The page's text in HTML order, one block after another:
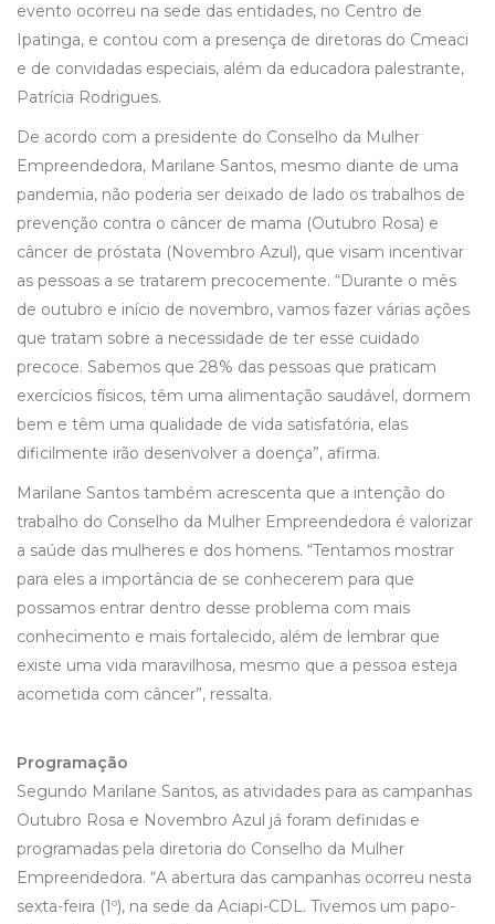
evento ocorreu na sede das entidades, no Centro de
Ipatinga, e contou com a presença de diretoras do Cmeaci
e de convidadas especiais, além da educadora palestrante,
Patrícia Rodrigues.
De acordo com a presidente do Conselho da Mulher
Empreendedora, Marilane Santos, mesmo diante de uma
pandemia, não poderia ser deixado de lado os trabalhos de
prevenção contra o câncer de mama (Outubro Rosa) e
câncer de próstata (Novembro Azul), que visam incentivar
as pessoas a se tratarem precocemente. “Durante o mês
de outubro e início de novembro, vamos fazer várias ações
que tratam sobre a necessidade de ter esse cuidado
precoce. Sabemos que 28% das pessoas que praticam
exercícios físicos, têm uma alimentação saudável, dormem
bem e têm uma qualidade de vida satisfatória, elas
dificilmente irão desenvolver a doença”, afirma.
Marilane Santos também acrescenta que a intenção do
trabalho do Conselho da Mulher Empreendedora é valorizar
a saúde das mulheres e dos homens. “Tentamos mostrar
para eles a importância de se conhecerem para que
possamos entrar dentro desse problema com mais
conhecimento e mais fortalecido, além de lembrar que
existe uma vida maravilhosa, mesmo que a pessoa esteja
acometida com câncer”, ressalta.
Programação
Segundo Marilane Santos, as atividades para as campanhas
Outubro Rosa e Novembro Azul já foram definidas e
programadas pela diretoria do Conselho da Mulher
Empreendedora. “A abertura das campanhas ocorreu nesta
sexta-feira (1º), na sede da Aciapi-CDL. Tivemos um papo-